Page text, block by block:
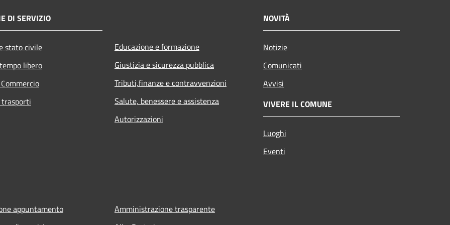
DI SERVIZIO
stato civile
libero
Educazione e formazione
Giustizia e sicurezza pubblica
Tributi,finanze e contravvenzioni
Salute, benessere e assistenza
Autorizzazioni
NOVITÀ
Notizie
Comunicati
Avvisi
VIVERE IL COMUNE
Luoghi
Eventi
appuntamento
Amministrazione trasparente